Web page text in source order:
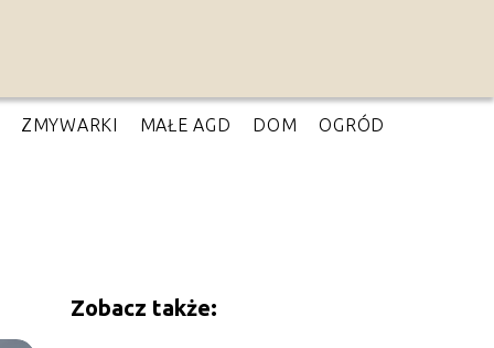
ZMYWARKI MAŁE AGD DOM OGRÓD
Zobacz także: